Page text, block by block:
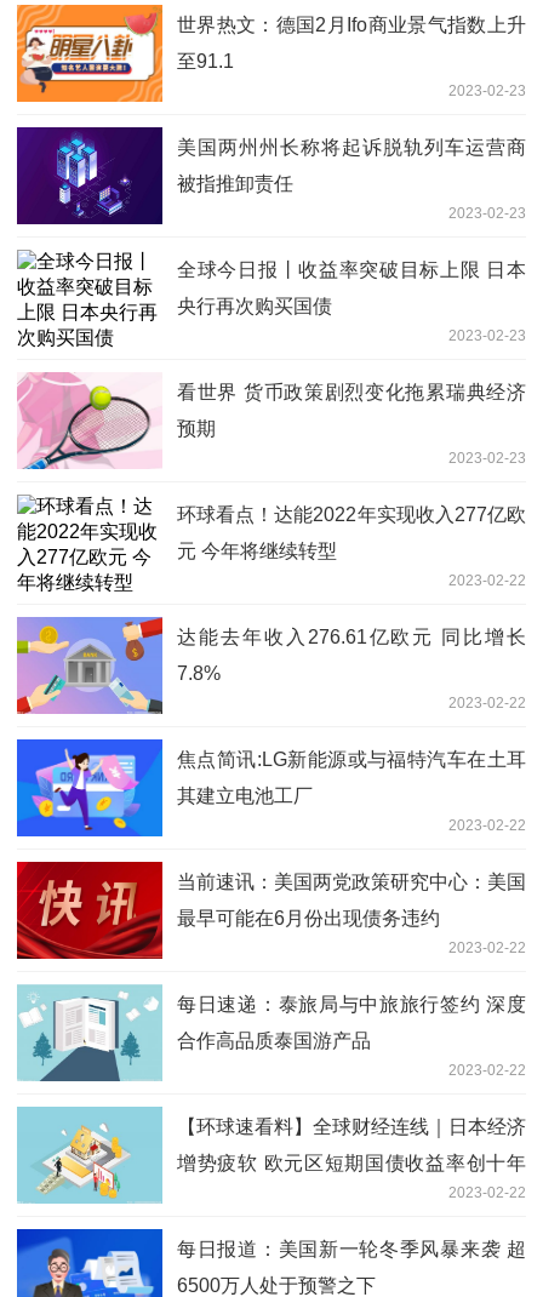
世界热文：德国2月Ifo商业景气指数上升
至91.1
2023-02-23
美国两州州长称将起诉脱轨列车运营商
被指推卸责任
2023-02-23
全球今日报丨收益率突破目标上限 日本
央行再次购买国债
2023-02-23
看世界 货币政策剧烈变化拖累瑞典经济
预期
2023-02-23
环球看点！达能2022年实现收入277亿欧
元 今年将继续转型
2023-02-22
达能去年收入276.61亿欧元 同比增长
7.8%
2023-02-22
焦点简讯:LG新能源或与福特汽车在土耳
其建立电池工厂
2023-02-22
当前速讯：美国两党政策研究中心：美国
最早可能在6月份出现债务违约
2023-02-22
每日速递：泰旅局与中旅旅行签约 深度
合作高品质泰国游产品
2023-02-22
【环球速看料】全球财经连线｜日本经济
增势疲软 欧元区短期国债收益率创十年
2023-02-22
每日报道：美国新一轮冬季风暴来袭 超
6500万人处于预警之下